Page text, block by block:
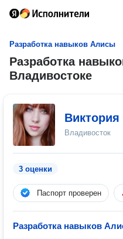
Разработка навыков Алисы
Разработка
Владивостоке
Виктория
Владивосток
3 оценки
Паспорт проверен
Разработка навыков